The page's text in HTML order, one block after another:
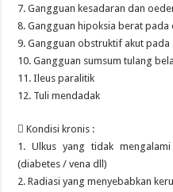
7. Gangguan kesadaran dan
8. Gangguan hipoksia berat pada
9. Gangguan obstruktif akut pada
10. Gangguan sumsum tulang
11. Ileus paralitik
12. Tuli mendadak
 Kondisi kronis :
1. Ulkus yang tidak
(diabetes / vena dll)
2. Radiasi yang menyebabkan